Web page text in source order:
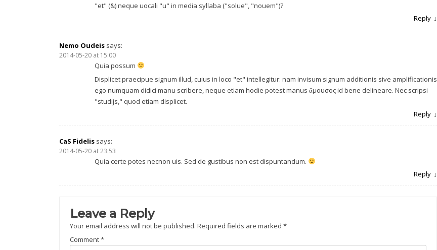
"et" (&) neque uocali "u" in media syllaba ("solue", "nouem")?
Reply
Nemo Oudeis says:
2014-05-20 at 15:00
Quia possum
Displicet praecipue signum illud, cuius in loco "et" intellegitur: nam invisum signum additionis sive amplificationis
ego numquam didici manu scribere, neque etiam hodie potest manus ἄμουσος id bene delineare. Nec scripsi
"studijs," quod etiam displicet.
Reply
CaS Fidelis says:
2014-05-20 at 23:53
Quia certe potes necnon uis. Sed de gustibus non est dispuntandum.
Reply
Leave a Reply
Your email address will not be published. Required fields are marked *
Comment*